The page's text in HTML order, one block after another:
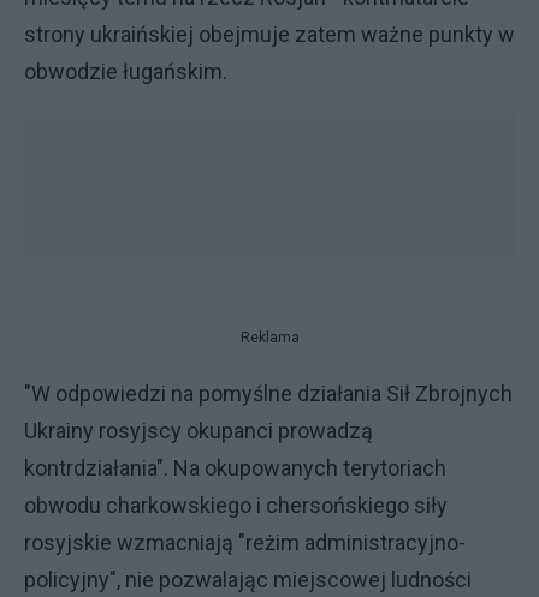
strony ukraińskiej obejmuje zatem ważne punkty w
obwodzie ługańskim.
Reklama
"W odpowiedzi na pomyślne działania Sił Zbrojnych
Ukrainy rosyjscy okupanci prowadzą
kontrdziałania". Na okupowanych terytoriach
obwodu charkowskiego i chersońskiego siły
rosyjskie wzmacniają "reżim administracyjno-
policyjny", nie pozwalając miejscowej ludności